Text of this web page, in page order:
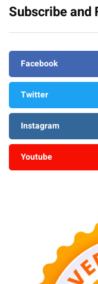
Subscribe and
Facebook
Twitter
Instagram
Youtube